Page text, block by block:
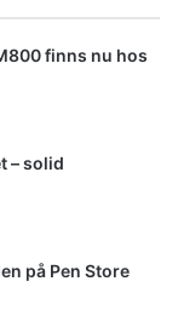
finns nu hos
– solid
på Pen Store